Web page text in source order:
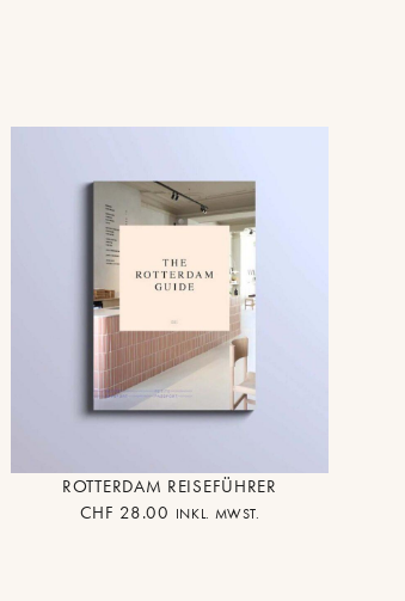
ROTTERDAM REISEFÜHRER
CHF 28.00 INKL. MWST.